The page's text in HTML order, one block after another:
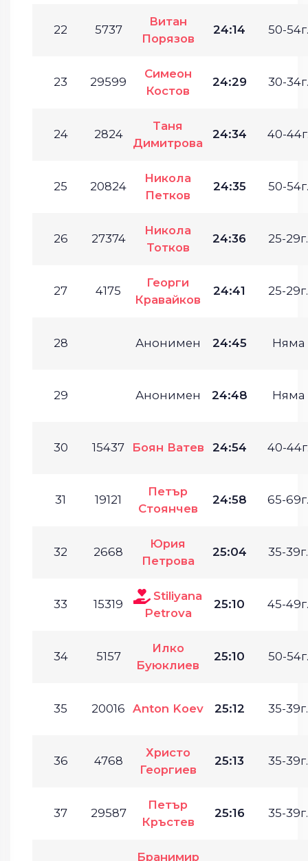
22 5737
Витан
Порязов
24:14 50-54г.
23 29599
Симеон
Костов
24:29 30-34г.
24 2824
Таня
Димитрова
24:34 40-
25 20824
Никола
Петков
24:35 50-54г.
26 27374
Никола
Тотков
24:36 25-29г.
27 4175
Георги
Кравайков
24:41 25-29г.
28 Анонимен 24:45 Няма
29 Анонимен 24:48 Няма
30 15437 Боян Ватев 24:54 40-
31 19121
Петър
Стоянчев
24:58 65-69г.
32 2668
Юрия
Петрова
25:04 35-39г.
33 15319
Stiliyana
Petrova
25:10 45-49г.
34 5157
Илко
Буюклиев
25:10 50-54г.
35 20016 Anton Koev 25:12 35-39г.
36 4768
Христо
Георгиев
25:13 35-39г.
37 29587
Петър
Кръстев
25:16 35-39г.
Бранимир